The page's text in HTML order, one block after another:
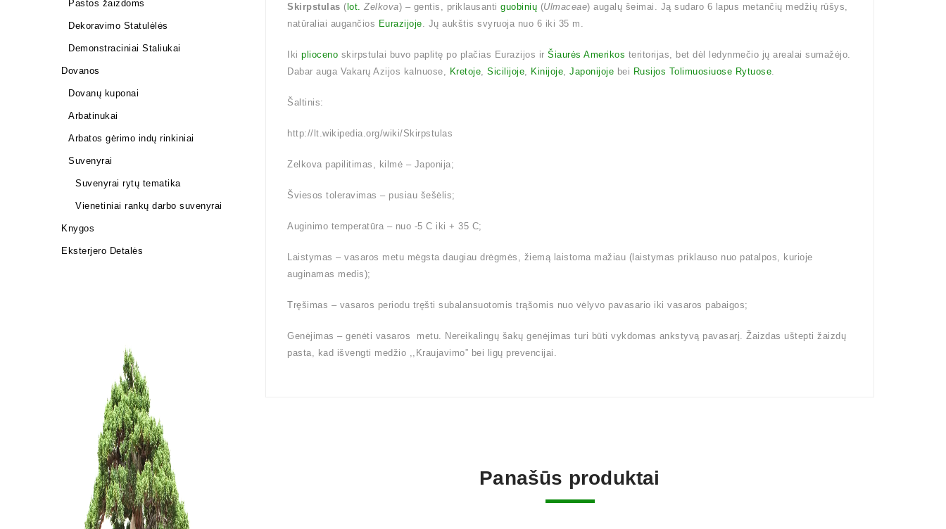
Skirpstulas ( lot. Zelkova) – gentis, priklausanti guobinių (Ulmaceae) augalų šeimai. Ją sudaro 6 lapus metančių medžių rūšys,
natūraliai augančios Eurazijoje. Jų aukštis svyruoja nuo 6 iki 35 m.
Iki plioceno skirpstulai buvo paplitę po plačias Eurazijos ir Šiaurės Amerikos teritorijas, bet dėl ledynmečio jų arealai sumažėjo.
Dabar auga Vakarų Azijos kalnuose, Kretoje, Sicilijoje, Kinijoje, Japonijoje bei Rusijos Tolimuosiuose Rytuose.
Šaltinis:
http://lt.wikipedia.org/wiki/Skirpstulas
Zelkova papilitimas, kilmė – Japonija;
Šviesos toleravimas – pusiau šešėlis;
Auginimo temperatūra – nuo -5 C iki + 35 C;
Laistymas – vasaros metu mėgsta daugiau drėgmės, žiemą laistoma mažiau (laistymas priklauso nuo patalpos, kurioje
auginamas medis);
Tręšimas – vasaros periodu tręšti subalansuotomis trąšomis nuo vėlyvo pavasario iki vasaros pabaigos;
Genėjimas – genėti vasaros metu. Nereikalingų šakų genėjimas turi būti vykdomas ankstyvą pavasarį. Žaizdas uštepti žaizdų
pasta, kad išvengti medžio ,,Kraujavimo” bei ligų prevencijai.
Panašūs produktai
Pastos žaizdoms
Dekoravimo Statulėlės
Demonstraciniai Staliukai
Dovanos
Dovanų kuponai
Arbatinukai
Arbatos gėrimo indų rinkiniai
Suvenyrai
Suvenyrai rytų tematika
Vienetiniai rankų darbo suvenyrai
Knygos
Eksterjero Detalės